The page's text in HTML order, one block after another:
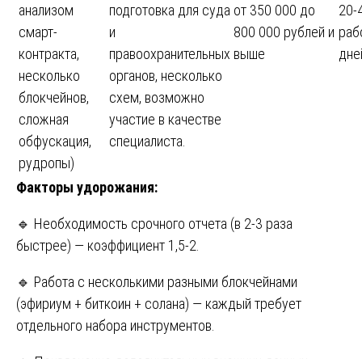
анализом
смарт-
контракта,
несколько
блокчейнов,
сложная
обфускация,
рудропы)
подготовка для суда
и
правоохранительных
органов, несколько
схем, возможно
участие в качестве
специалиста.
от 350 000 до
800 000 рублей и
выше
20-
Факторы удорожания:
🔹 Необходимость срочного отчета (в 2-3 раза
быстрее) — коэффициент 1,5-2.
🔹 Работа с несколькими разными блокчейнами
(эфириум + биткоин + солана) — каждый требует
отдельного набора инструментов.